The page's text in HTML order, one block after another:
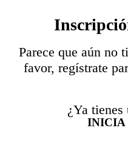
Parece que aún no
favor, regístrate
¿Ya tienes
INICIA